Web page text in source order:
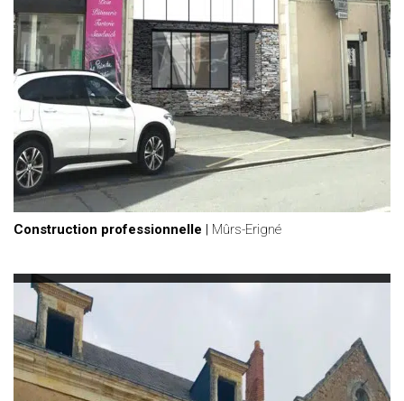
Construction professionnelle | Mûrs-Erigné